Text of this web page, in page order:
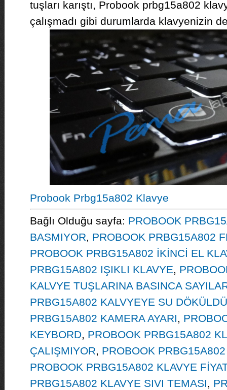
tuşları karıştı, Probook prbg15a802
çalışmadı gibi durumlarda klavyenizin
Probook Prbg15a802 Klavye
Bağlı Olduğu sayfa: PROBOOK
BASMIYOR, PROBOOK PRBG15A802
PROBOOK PRBG15A802 İKİNCİ EL
PRBG15A802 IŞIKLI KLAVYE,
KALVYE TUŞLARINA BASINCA
PRBG15A802 KALVYEYE SU DÖKÜLDÜ
PRBG15A802 KAMERA AYARI,
KEYBORD, PROBOOK PRBG15A802
ÇALIŞMIYOR, PROBOOK
PROBOOK PRBG15A802 KLAVYE
PRBG15A802 KLAVYE SIVI TEMASI,